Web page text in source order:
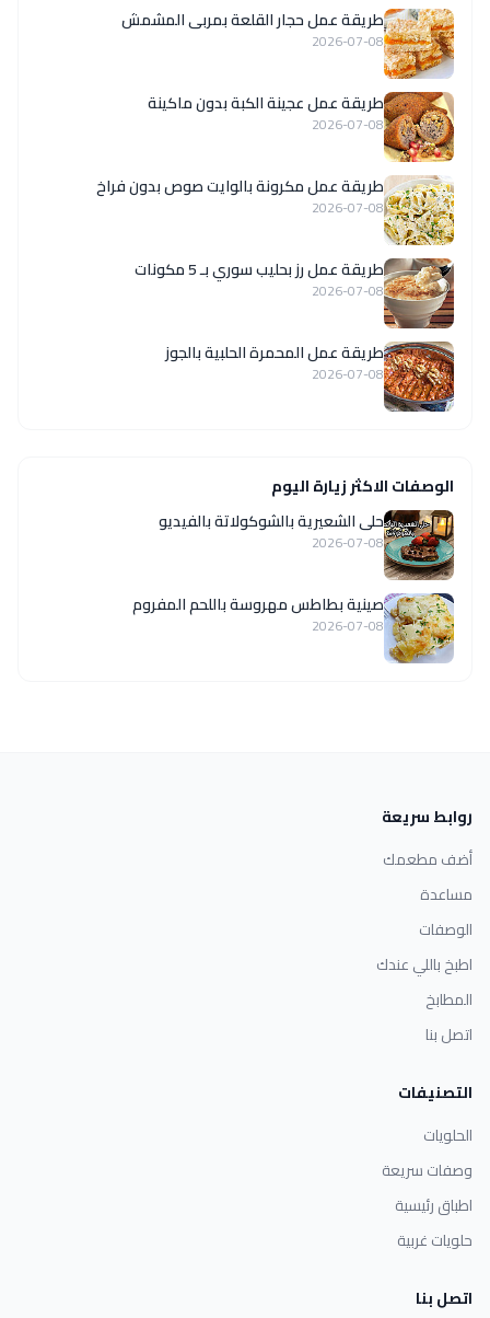
طريقة عمل حجار القلعة بمربى المشمش
2026-07-08
طريقة عمل عجينة الكبة بدون ماكينة
2026-07-08
طريقة عمل مكرونة بالوايت صوص بدون فراخ
2026-07-08
طريقة عمل رز بحليب سوري بـ 5 مكونات
2026-07-08
طريقة عمل المحمرة الحلبية بالجوز
2026-07-08
الوصفات الاكثر زيارة اليوم
حلى الشعيرية بالشوكولاتة بالفيديو
2026-07-08
صينية بطاطس مهروسة باللحم المفروم
2026-07-08
روابط سريعة
أضف مطعمك
مساعدة
الوصفات
اطبخ باللي عندك
المطابخ
اتصل بنا
التصنيفات
الحلويات
وصفات سريعة
اطباق رئيسية
حلويات غربية
اتصل بنا